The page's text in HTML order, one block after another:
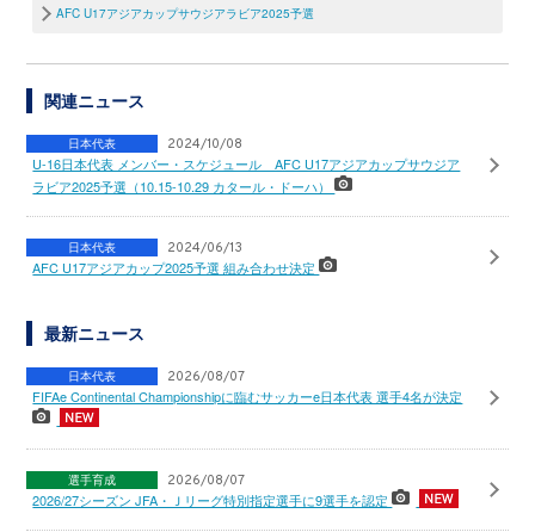
AFC U17アジアカップサウジアラビア2025予選
関連ニュース
日本代表 2024/10/08
U-16日本代表 メンバー・スケジュール AFC U17アジアカップサウジア
ラビア2025予選（10.15-10.29 カタール・ドーハ）
日本代表 2024/06/13
AFC U17アジアカップ2025予選 組み合わせ決定
最新ニュース
日本代表 2026/08/07
FIFAe Continental Championshipに臨むサッカーe日本代表 選手4名が決定
選手育成 2026/08/07
2026/27シーズン JFA・Ｊリーグ特別指定選手に9選手を認定